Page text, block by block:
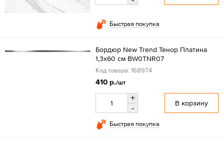
Быстрая покупка
Бордюр New Trend Тенор Платина
1,3x60 см BW0TNR07
Код товара: 168974
410 р./шт
+
-
В корзину
Быстрая покупка